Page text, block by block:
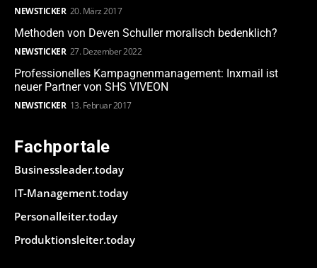
NEWSTICKER 20. März 2017
Methoden von Deven Schuller moralisch bedenklich?
NEWSTICKER 27. Dezember 2022
Professionelles Kampagnenmanagement: Inxmail ist
neuer Partner von SHS VIVEON
NEWSTICKER 13. Februar 2017
Fachportale
Businessleader.today
IT-Management.today
Personalleiter.today
Produktionsleiter.today